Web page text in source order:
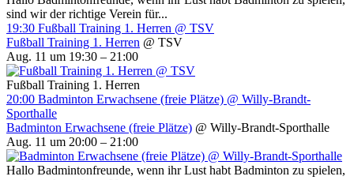
sind wir der richtige Verein für...
19:30 Fußball Training 1. Herren @ TSV
Fußball Training 1. Herren @ TSV
Aug. 11 um 19:30 – 21:00
Fußball Training 1. Herren
20:00 Badminton Erwachsene (freie Plätze) @ Willy-Brandt-
Sporthalle
Badminton Erwachsene (freie Plätze) @ Willy-Brandt-Sporthalle
Aug. 11 um 20:00 – 21:00
Hallo Badmintonfreunde, wenn ihr Lust habt Badminton zu spielen,